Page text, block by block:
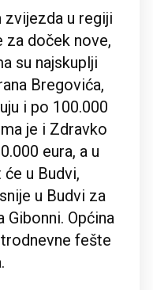
zvijezda u regiji
za doček nove,
su najskuplji
Bregovića,
i po 100.000
je i Zdravko
eura, a u
u Budvi,
u Budvi za
Gibonni. Općina
fešte